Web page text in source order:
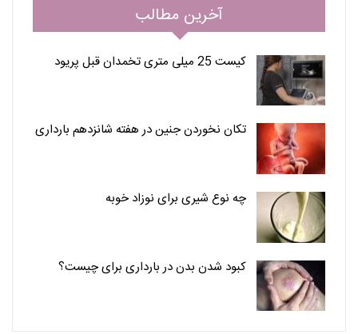
آخرین مطالب
کیست 25 میلی متری تخمدان قبل پریود
تکان نخوردن جنین در هفته شانزدهم بارداری
چه نوع شیری برای نوزاد خوبه
کبود شدن بدن در بارداری برای چیست؟